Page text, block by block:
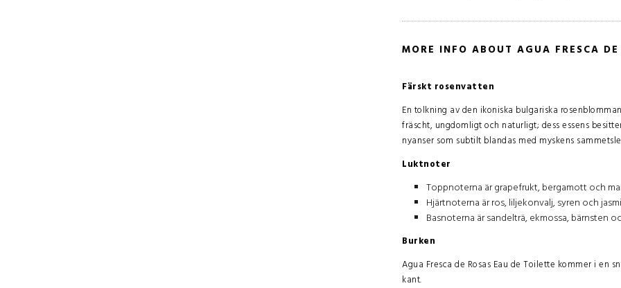
MORE INFO ABOUT AGUA FRESCA DE
Färskt rosenvatten
En tolkning av den ikoniska bulgariska
fräscht, ungdomligt och naturligt; dess essens
nyanser som subtilt blandas med myskens
Luktnoter
Toppnoterna är grapefrukt, bergamott och
Hjärtnoterna är ros, liljekonvalj, syren och
Basnoterna är sandelträ, ekmossa, bärnsten
Burken
Agua Fresca de Rosas Eau de Toilette kommer i en
kant.